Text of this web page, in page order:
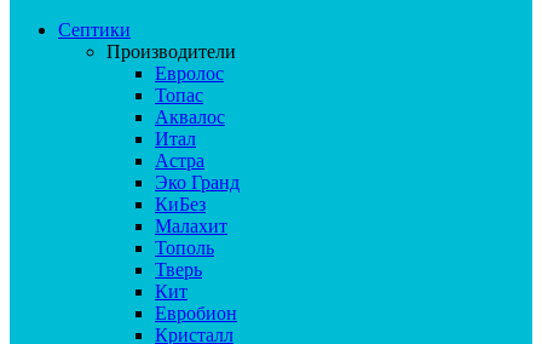
Септики
Производители
Евролос
Топас
Аквалос
Итал
Астра
Эко Гранд
КиБез
Малахит
Тополь
Тверь
Кит
Евробион
Кристалл